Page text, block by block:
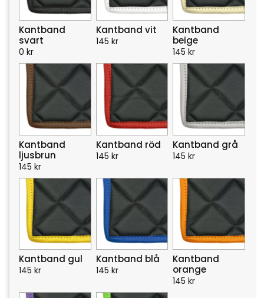
Kantband
svart
0 kr
Kantband vit
145 kr
Kantband
beige
145 kr
Kantband
ljusbrun
145 kr
Kantband röd
145 kr
Kantband grå
145 kr
Kantband gul
145 kr
Kantband blå
145 kr
Kantband
orange
145 kr